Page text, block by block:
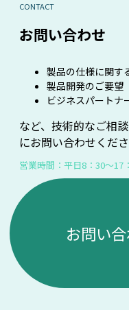
CONTACT
お問い合わせ
製品の仕様に関す
製品開発のご要望
ビジネスパートナ
など、技術的なご相
にお問い合わせくださ
営業時間：平日8：30～17
お問い